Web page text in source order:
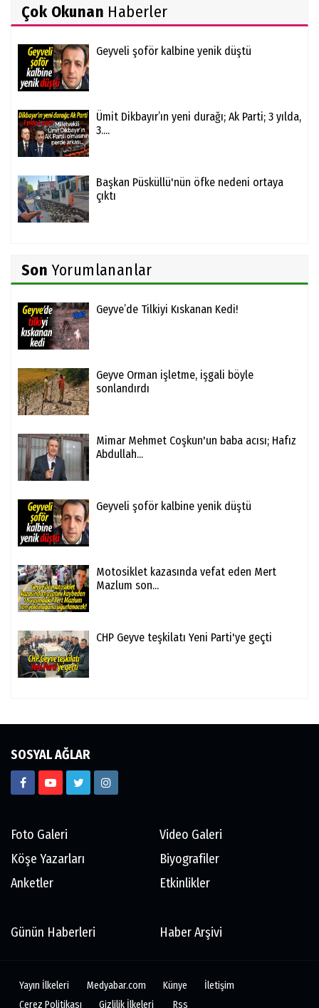
Çok Okunan Haberler
Geyveli şoför kalbine yenik düştü
Ümit Dikbayır’ın yeni durağı; Ak Parti; 3 yılda,
3....
Başkan Püsküllü'nün öfke nedeni ortaya
çıktı
Son Yorumlananlar
Geyve’de Tilkiyi Kıskanan Kedi!
Geyve Orman işletme, işgali böyle
sonlandırdı
Mimar Mehmet Coşkun'un baba acısı; Hafız
Abdullah...
Geyveli şoför kalbine yenik düştü
Motosiklet kazasında vefat eden Mert
Mazlum son...
CHP Geyve teşkilatı Yeni Parti'ye geçti
SOSYAL AĞLAR
Foto Galeri
Video Galeri
Köşe Yazarları
Biyografiler
Anketler
Etkinlikler
Günün Haberleri Haber Arşivi
Yayın İlkeleri Medyabar.com Künye
İletişim
Çerez Politikası
Gizlilik İlkeleri Rss